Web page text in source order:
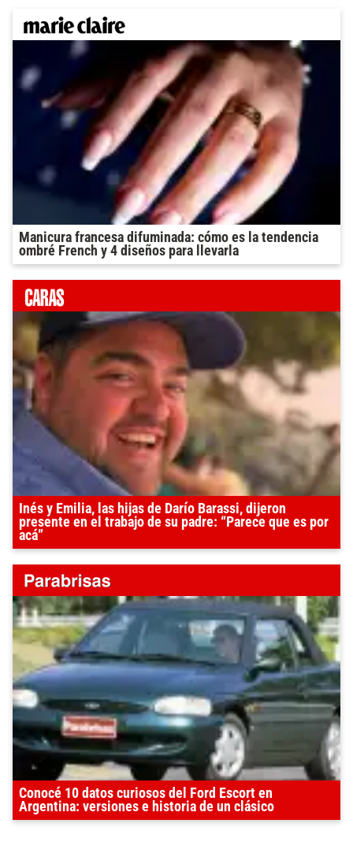
Manicura francesa difuminada: cómo es la tendencia
ombré French y 4 diseños para llevarla
Inés y Emilia, las hijas de Darío Barassi, dijeron
presente en el trabajo de su padre: “Parece que es por
acá”
Conocé 10 datos curiosos del Ford Escort en
Argentina: versiones e historia de un clásico